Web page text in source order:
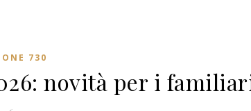
730
novità per i